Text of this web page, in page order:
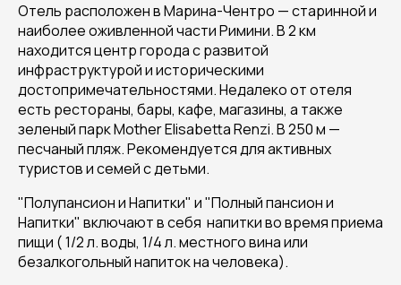
Отель расположен в Марина-Чентро — старинной и
наиболее оживленной части Римини. В 2 км
находится центр города с развитой
инфраструктурой и историческими
достопримечательностями. Недалеко от отеля
есть рестораны, бары, кафе, магазины, а также
зеленый парк Mother Elisabetta Renzi. В 250 м —
песчаный пляж. Рекомендуется для активных
туристов и семей с детьми.
"Полупансион и Напитки" и "Полный пансион и
Напитки" включают в себя напитки во время приема
пищи ( 1/2 л. воды, 1/4 л. местного вина или
безалкогольный напиток на человека).